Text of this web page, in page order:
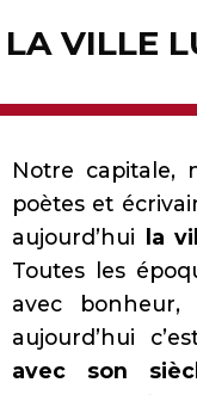
LA VILLE
Notre capitale,
poètes et
aujourd’hui la
Toutes les
avec
aujourd’hui
avec son